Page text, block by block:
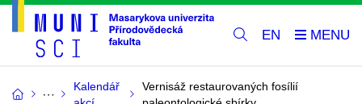
EN
Kalendář
Vernisáž restaurovaných fosílií